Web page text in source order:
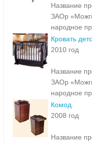
Название
ЗАОр
народное
Кровать
2010 год
Название
ЗАОр
народное
Комод
2008 год
Название